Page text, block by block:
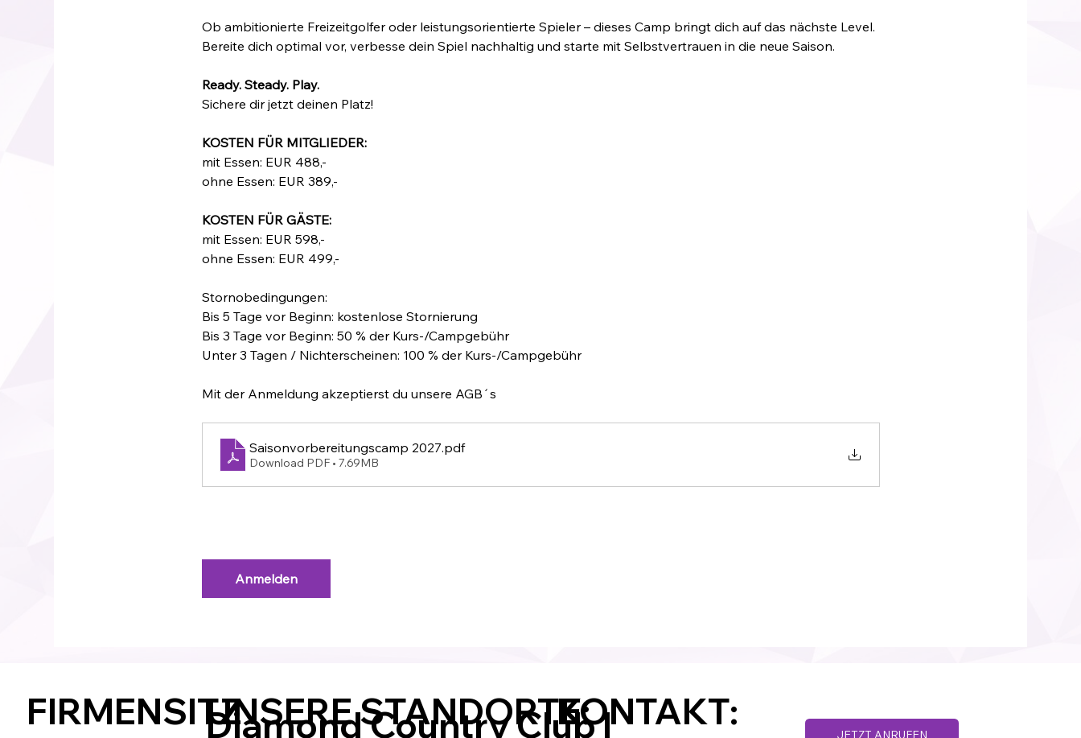
Ob ambitionierte Freizeitgolfer oder leistungsorientierte Spieler – dieses Camp bringt dich auf das nächste Level.
Bereite dich optimal vor, verbesse dein Spiel nachhaltig und starte mit Selbstvertrauen in die neue Saison.
Ready. Steady. Play.
Sichere dir jetzt deinen Platz!
KOSTEN FÜR MITGLIEDER:
mit Essen: EUR 488,-
ohne Essen: EUR 389,-
KOSTEN FÜR GÄSTE:
mit Essen: EUR 598,-
ohne Essen: EUR 499,-
Stornobedingungen:
Bis 5 Tage vor Beginn: kostenlose Stornierung
Bis 3 Tage vor Beginn: 50 % der Kurs-/Campgebühr
Unter 3 Tagen / Nichterscheinen: 100 % der Kurs-/Campgebühr
Mit der Anmeldung akzeptierst du unsere AGB´s
Saisonvorbereitungscamp 2027.pdf
Download PDF • 7.69MB
Anmelden
FIRMENSITZDiamond Country Club |
UNSERE STANDORTE:KONTAKT:
JETZT ANRUFEN